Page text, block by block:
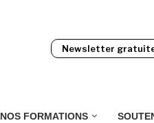
Newsletter
NOS FORMATIONS